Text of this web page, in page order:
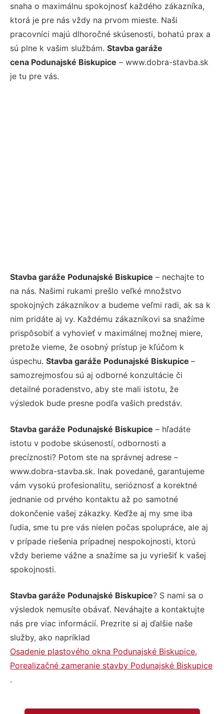
snaha o maximálnu spokojnosť každého zákazníka,
ktorá je pre nás vždy na prvom mieste. Naši
pracovníci majú dlhoročné skúsenosti, bohatú prax a
sú plne k vašim službám. Stavba garáže
cena Podunajské Biskupice – www.dobra-stavba.sk
je tu pre vás.
Stavba garáže Podunajské Biskupice – nechajte to
na nás. Našimi rukami prešlo veľké množstvo
spokojných zákazníkov a budeme veľmi radi, ak sa k
nim pridáte aj vy. Každému zákazníkovi sa snažíme
prispôsobiť a vyhovieť v maximálnej možnej miere,
pretože vieme, že osobný prístup je kľúčom k
úspechu. Stavba garáže Podunajské Biskupice –
samozrejmosťou sú aj odborné konzultácie či
detailné poradenstvo, aby ste mali istotu, že
výsledok bude presne podľa vašich predstáv.
Stavba garáže Podunajské Biskupice – hľadáte
istotu v podobe skúseností, odbornosti a
precíznosti? Potom ste na správnej adrese –
www.dobra-stavba.sk. Inak povedané, garantujeme
vám vysokú profesionalitu, serióznosť a korektné
jednanie od prvého kontaktu až po samotné
dokončenie vašej zákazky. Keďže aj my sme iba
ľudia, sme tu pre vás nielen počas spolupráce, ale aj
v prípade riešenia prípadnej nespokojnosti, ktorú
vždy berieme vážne a snažíme sa ju vyriešiť k vašej
spokojnosti.
Stavba garáže Podunajské Biskupice? S nami sa o
výsledok nemusíte obávať. Neváhajte a kontaktujte
nás pre viac informácií. Prezrite si aj ďalšie naše
služby, ako napríklad
Osadenie plastového okna Podunajské Biskupice,
Porealizačné zameranie stavby Podunajské Biskupice
.